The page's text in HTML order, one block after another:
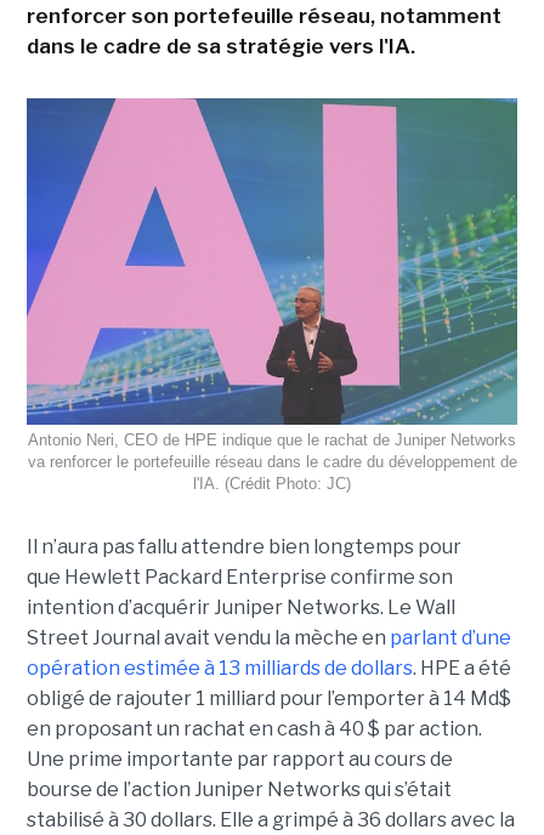
renforcer son portefeuille réseau, notamment
dans le cadre de sa stratégie vers l'IA.
Antonio Neri, CEO de HPE indique que le rachat de Juniper Networks
va renforcer le portefeuille réseau dans le cadre du développement de
l'IA. (Crédit Photo: JC)
Il n’aura pas fallu attendre bien longtemps pour
que Hewlett Packard Enterprise confirme son
intention d’acquérir Juniper Networks. Le Wall
Street Journal avait vendu la mèche en parlant d’une
opération estimée à 13 milliards de dollars. HPE a été
obligé de rajouter 1 milliard pour l’emporter à 14 Md$
en proposant un rachat en cash à 40 $ par action.
Une prime importante par rapport au cours de
bourse de l’action Juniper Networks qui s’était
stabilisé à 30 dollars. Elle a grimpé à 36 dollars avec la